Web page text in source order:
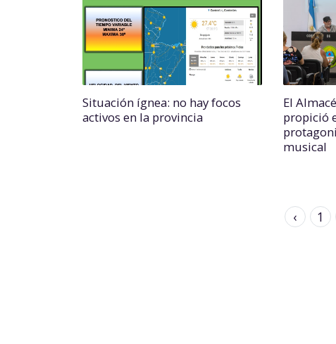
Situación ígnea: no hay focos
activos en la provincia
El
propició
musical
‹ 1